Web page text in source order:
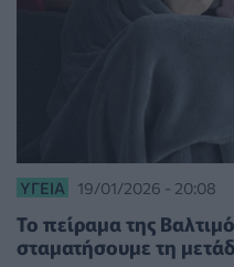
ΥΓΕΊΑ 19/01/2026 - 20:08
Το πείραμα της
σταματήσουμε τη